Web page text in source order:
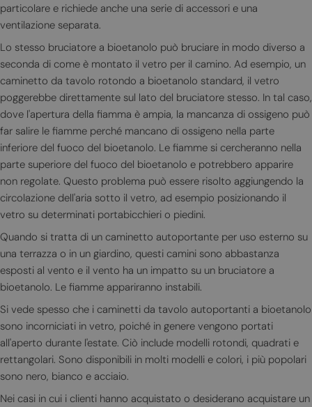
particolare e richiede anche una serie di accessori e una
ventilazione separata.
Lo stesso bruciatore a bioetanolo può bruciare in modo diverso a
seconda di come è montato il vetro per il camino. Ad esempio, un
caminetto da tavolo rotondo a bioetanolo standard, il vetro
poggerebbe direttamente sul lato del bruciatore stesso. In tal caso,
dove l'apertura della fiamma è ampia, la mancanza di ossigeno può
far salire le fiamme perché mancano di ossigeno nella parte
inferiore del fuoco del bioetanolo. Le fiamme si cercheranno nella
parte superiore del fuoco del bioetanolo e potrebbero apparire
non regolate. Questo problema può essere risolto aggiungendo la
circolazione dell'aria sotto il vetro, ad esempio posizionando il
vetro su determinati portabicchieri o piedini.
Quando si tratta di un caminetto autoportante per uso esterno su
una terrazza o in un giardino, questi camini sono abbastanza
esposti al vento e il vento ha un impatto su un bruciatore a
bioetanolo. Le fiamme appariranno instabili.
Si vede spesso che i caminetti da tavolo autoportanti a bioetanolo
sono incorniciati in vetro, poiché in genere vengono portati
all'aperto durante l'estate. Ciò include modelli rotondi, quadrati e
rettangolari. Sono disponibili in molti modelli e colori, i più popolari
sono nero, bianco e acciaio.
Nei casi in cui i clienti hanno acquistato o desiderano acquistare un